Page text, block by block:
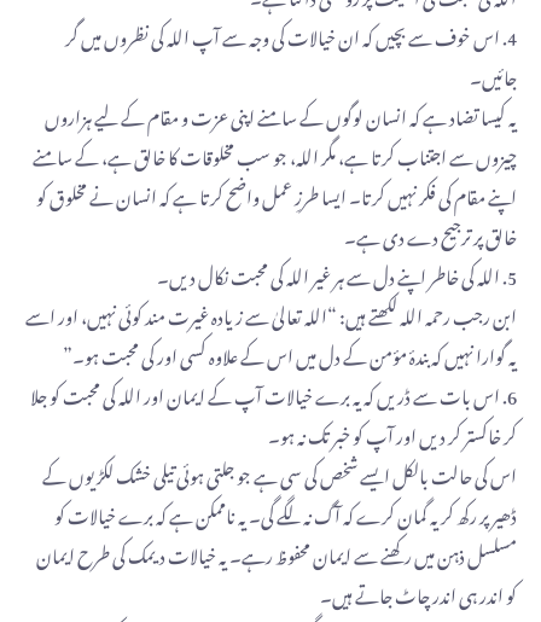
4. اس خوف سے بچیں کہ ان خیالات کی وجہ سے آپ اللہ کی نظروں میں گر
جائیں۔
یہ کیسا تضاد ہے کہ انسان لوگوں کے سامنے اپنی عزت و مقام کے لیے ہزاروں
چیزوں سے اجتناب کرتا ہے، مگر اللہ، جو سب مخلوقات کا خالق ہے، کے سامنے
اپنے مقام کی فکر نہیں کرتا۔ ایسا طرزِ عمل واضح کرتا ہے کہ انسان نے مخلوق کو
خالق پر ترجیح دے دی ہے۔
5. اللہ کی خاطر اپنے دل سے ہر غیر اللہ کی محبت نکال دیں۔
ابن رجب رحمه الله لکھتے ہیں: “اللہ تعالیٰ سے زیادہ غیرت مند کوئی نہیں، اور اسے
یہ گوارا نہیں کہ بندۂ مؤمن کے دل میں اس کے علاوہ کسی اور کی محبت ہو۔”
6. اس بات سے ڈریں کہ یہ برے خیالات آپ کے ایمان اور اللہ کی محبت کو جلا
کر خاکستر کر دیں اور آپ کو خبر تک نہ ہو۔
اس کی حالت بالکل ایسے شخص کی سی ہے جو جلتی ہوئی تیلی خشک لکڑیوں کے
ڈھیر پر رکھ کر یہ گمان کرے کہ آگ نہ لگے گی۔ یہ ناممکن ہے کہ برے خیالات کو
مسلسل ذہن میں رکھنے سے ایمان محفوظ رہے۔ یہ خیالات دیمک کی طرح ایمان
کو اندر ہی اندر چاٹ جاتے ہیں۔